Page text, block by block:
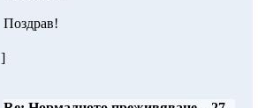
Поздрав!
]